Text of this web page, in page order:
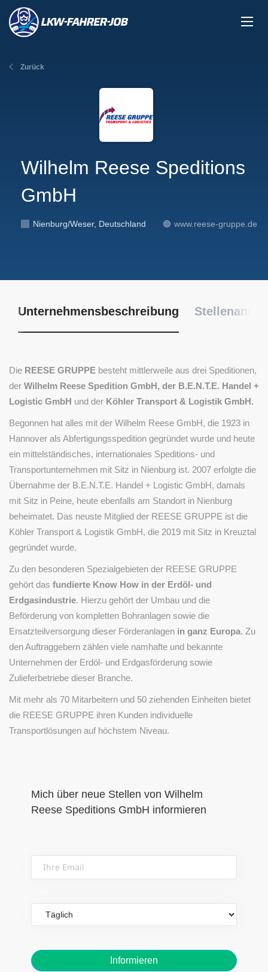
Zurück
Wilhelm Reese Speditions
GmbH
Nienburg/Weser, Deutschland www.reese-gruppe.de
Unternehmensbeschreibung
Die REESE GRUPPE besteht mittlerweile aus drei Speditionen,
der Wilhelm Reese Spedition GmbH, der B.E.N.T.E. Handel +
Logistic GmbH und der Köhler Transport & Logistik GmbH.
Begonnen hat alles mit der Wilhelm Reese GmbH, die 1923 in
Hannover als Abfertigungsspedition gegründet wurde und heute
ein mittelständisches, internationales Speditions- und
Transportunternehmen mit Sitz in Nienburg ist. 2007 erfolgte die
Übernahme der B.E.N.T.E. Handel + Logistic GmbH, damals
mit Sitz in Peine, heute ebenfalls am Standort in Nienburg
beheimatet. Das neuste Mitglied der REESE GRUPPE ist die
Köhler Transport & Logistik GmbH, die 2019 mit Sitz in Kreuztal
gegründet wurde.
Zu den besonderen Spezialgebieten der REESE GRUPPE
gehört das fundierte Know How in der Erdöl- und
Erdgasindustrie. Hierzu gehört der Umbau und die
Beförderung von kompletten Bohranlagen sowie die
Ersatzteilversorgung dieser Förderanlagen in ganz Europa. Zu
den Auftraggebern zählen viele namhafte und bekannte
Unternehmen der Erdöl- und Erdgasförderung sowie
Zulieferbetriebe dieser Branche.
Mit mehr als 70 Mitarbeitern und 50 ziehenden Einheiten bietet
die REESE GRUPPE ihren Kunden individuelle
Transportlösungen auf höchstem Niveau.
Mich über neue Stellen von Wilhelm
Reese Speditions GmbH informieren
Email
frequency